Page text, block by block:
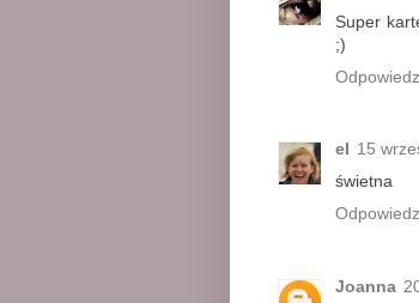
Super
;)
Odpowiedz
el 15
świetna
Odpowiedz
Joanna